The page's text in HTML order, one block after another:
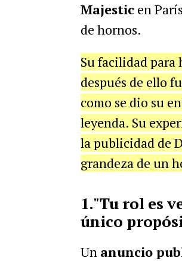
Majesticen
de hornos.
Su facilidad para
después de ello
como se dio su
leyenda. Su
la publicidad de
grandeza de un
1."Tu rol es
único
Un anuncio